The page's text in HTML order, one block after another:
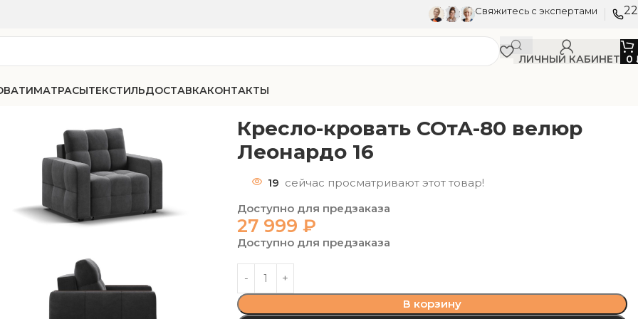
Свяжитесь с экспертами
ЛИЧНЫЙ КАБИНЕТ 0
МАТРАСЫТЕКСТИЛЬДОСТАВКАКОНТАКТЫ
Кресло-кровать СОтА-80 велюр
Леонардо 16
19 сейчас просматривают этот товар!
Доступно для предзаказа
27 999₽
Доступно для предзаказа
В корзину